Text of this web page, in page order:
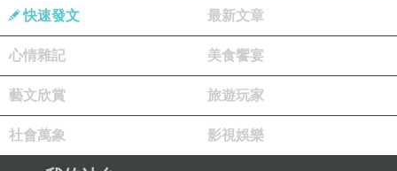
快速發文 最新文章
心情雜記 美食饗宴
藝文欣賞 旅遊玩家
社會萬象 影視娛樂